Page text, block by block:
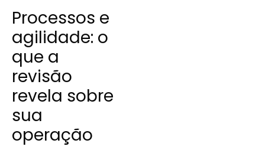
Processos e
agilidade: o
que a
revisão
revela sobre
sua
operação